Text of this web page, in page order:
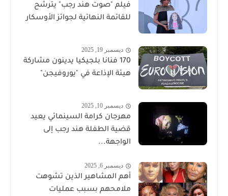
فيلم "صوت هند رجب" يترشح
للقائمة النهائية لجوائز الأوسكار
ديسمبر 19, 2025
170 فنانا بلجيكيا يدينون مشاركة
هيئة الإذاعة في "يوروفيجن"
ديسمبر 10, 2025
مهرجان كرامة السينمائي يعيد
قضية الطفلة هند رجب إلى
الواجهة...
ديسمبر 6, 2025
أهم المشاهير الذين تشوهت
ملامحهم بسبب عمليات